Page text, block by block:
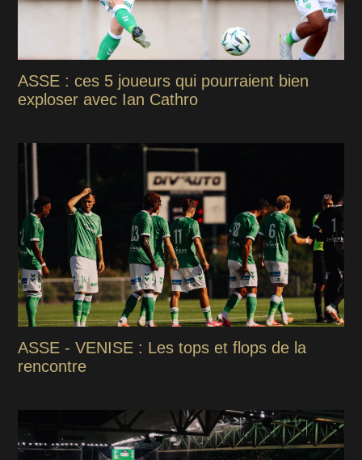
ASSE : ces 5 joueurs qui pourraient bien
exploser avec Ian Cathro
ASSE - VENISE : Les tops et flops de la
rencontre